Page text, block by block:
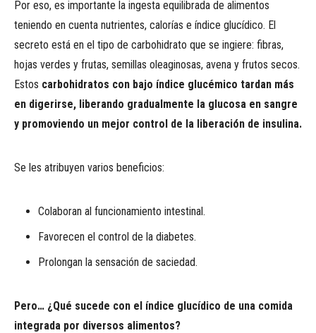
Por eso, es importante la ingesta equilibrada de alimentos
teniendo en cuenta nutrientes, calorías e índice glucídico. El
secreto está en el tipo de carbohidrato que se ingiere: fibras,
hojas verdes y frutas, semillas oleaginosas, avena y frutos secos.
Estos carbohidratos con bajo índice glucémico tardan más
en digerirse, liberando gradualmente la glucosa en sangre
y promoviendo un mejor control de la liberación de insulina.
Se les atribuyen varios beneficios:
Colaboran al funcionamiento intestinal.
Favorecen el control de la diabetes.
Prolongan la sensación de saciedad.
Pero… ¿Qué sucede con el índice glucídico de una comida
integrada por diversos alimentos?